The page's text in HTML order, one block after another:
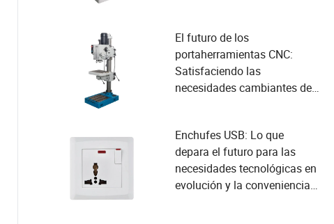
El futuro de los
portaherramientas CNC:
Satisfaciendo las
necesidades cambiantes de
Enchufes USB: Lo que
depara el futuro para las
necesidades tecnológicas en
evolución y la conveniencia